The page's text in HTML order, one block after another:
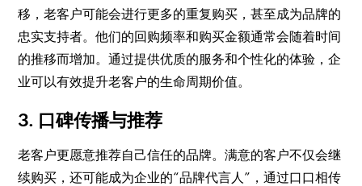
移，老客户可能会进行更多的重复购买，甚至成为品牌的
忠实支持者。他们的回购频率和购买金额通常会随着时间
的推移而增加。通过提供优质的服务和个性化的体验，企
业可以有效提升老客户的生命周期价值。
3. 口碑传播与推荐
老客户更愿意推荐自己信任的品牌。满意的客户不仅会继
续购买，还可能成为企业的“品牌代言人”，通过口口相传